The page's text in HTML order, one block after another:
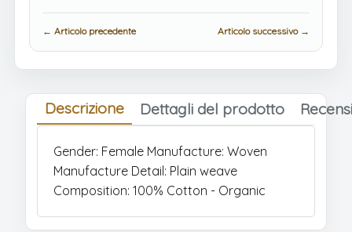
← Articolo precedente Articolo successivo →
Descrizione Dettagli del prodotto
Gender: Female Manufacture: Woven
Manufacture Detail: Plain weave
Composition: 100% Cotton - Organic